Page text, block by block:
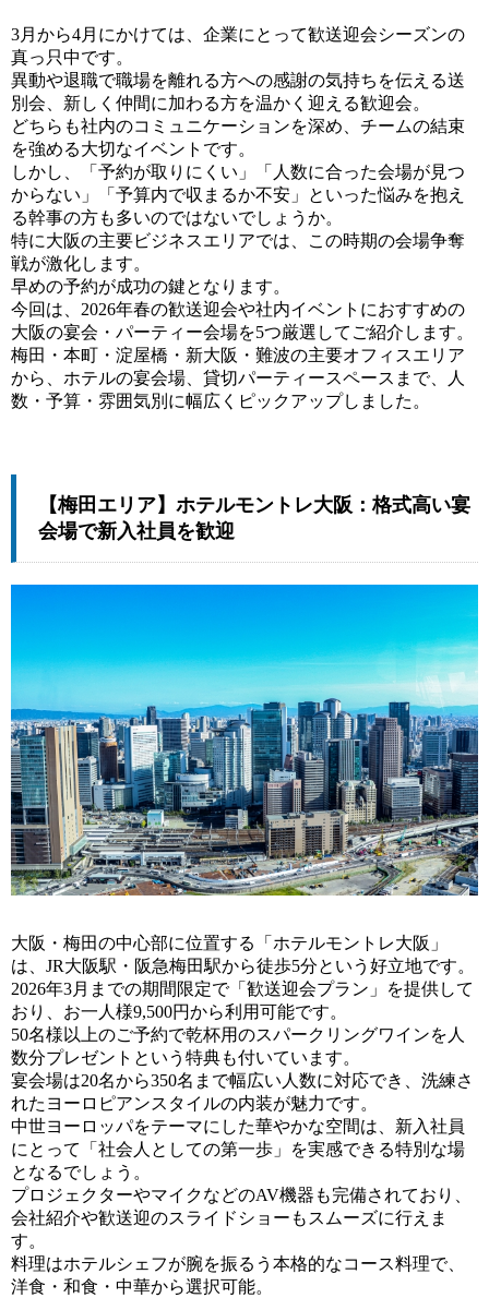
3月から4月にかけては、企業にとって歓送迎会シーズンの
真っ只中です。
異動や退職で職場を離れる方への感謝の気持ちを伝える送
別会、新しく仲間に加わる方を温かく迎える歓迎会。
どちらも社内のコミュニケーションを深め、チームの結束
を強める大切なイベントです。
しかし、「予約が取りにくい」「人数に合った会場が見つ
からない」「予算内で収まるか不安」といった悩みを抱え
る幹事の方も多いのではないでしょうか。
特に大阪の主要ビジネスエリアでは、この時期の会場争奪
戦が激化します。
早めの予約が成功の鍵となります。
今回は、2026年春の歓送迎会や社内イベントにおすすめの
大阪の宴会・パーティー会場を5つ厳選してご紹介します。
梅田・本町・淀屋橋・新大阪・難波の主要オフィスエリア
から、ホテルの宴会場、貸切パーティースペースまで、人
数・予算・雰囲気別に幅広くピックアップしました。
【梅田エリア】ホテルモントレ大阪：格式高い宴
会場で新入社員を歓迎
大阪・梅田の中心部に位置する「ホテルモントレ大阪」
は、JR大阪駅・阪急梅田駅から徒歩5分という好立地です。
2026年3月までの期間限定で「歓送迎会プラン」を提供して
おり、お一人様9,500円から利用可能です。
50名様以上のご予約で乾杯用のスパークリングワインを人
数分プレゼントという特典も付いています。
宴会場は20名から350名まで幅広い人数に対応でき、洗練さ
れたヨーロピアンスタイルの内装が魅力です。
中世ヨーロッパをテーマにした華やかな空間は、新入社員
にとって「社会人としての第一歩」を実感できる特別な場
となるでしょう。
プロジェクターやマイクなどのAV機器も完備されており、
会社紹介や歓送迎のスライドショーもスムーズに行えま
す。
料理はホテルシェフが腕を振るう本格的なコース料理で、
洋食・和食・中華から選択可能。